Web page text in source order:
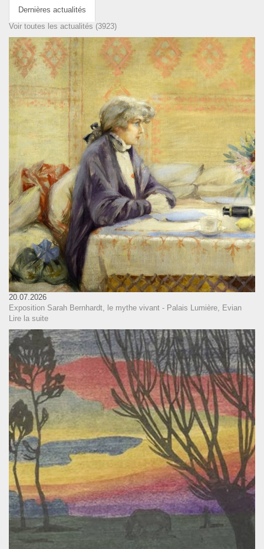
Dernières actualités
Voir toutes les actualités (3923)
20.07.2026
Exposition Sarah Bernhardt, le mythe vivant - Palais Lumière, Evian
Lire la suite